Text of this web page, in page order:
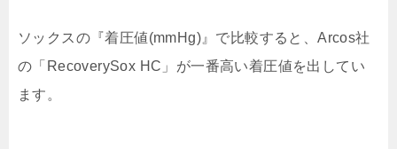
ソックスの『着圧値(mmHg)』で比較すると、Arcos社
の「RecoverySox HC」が一番高い着圧値を出してい
ます。